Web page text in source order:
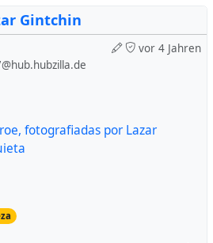
Gintchin
vor 4 Jahren
fotografiadas por Lazar